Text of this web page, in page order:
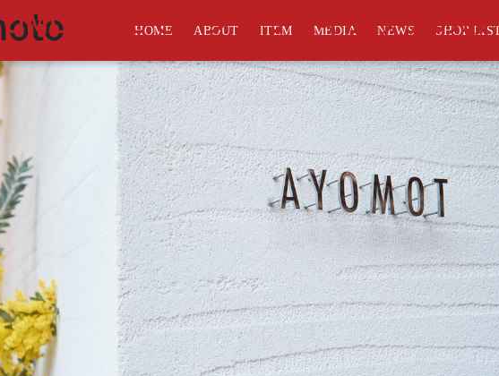
HOME ABOUT ITEM MEDIA NEWS SHOP
』にてシンソウスキンケアの